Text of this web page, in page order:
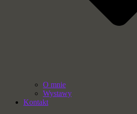
O mnie
Wystawy
Kontakt